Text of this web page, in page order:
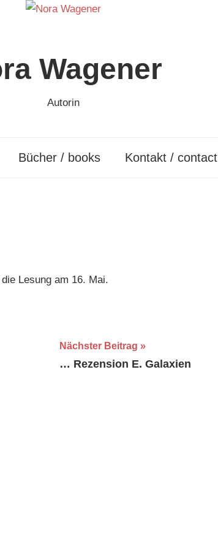
Wagener
Autorin
Bücher / books Kontakt / contact
Lesung am 16. Mai.
Nächster Beitrag
… Rezension E. Galaxien